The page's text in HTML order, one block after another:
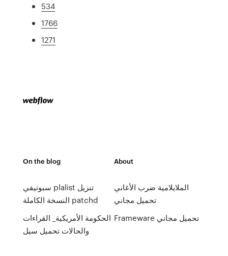
534
1766
1271
On the blog
سبوتيفي plalist تنزيل
النسخة الكاملة patchd
الحكومة الأمريكية_ القراءات
والحالات تحميل سيل
About
الملايلامية ضرب الأغاني
تحميل مجاني
Frameware تحميل مجاني